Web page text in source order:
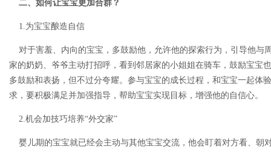
二、如何让宝宝更加合群？
1.为宝宝酿造自信
对于害羞、内向的宝宝，多鼓励他，允许他的探索行为，引导他与
家的奶奶、爷爷主动打招呼，看到邻居家的小姐姐在骑车，鼓励宝宝
多鼓励和表扬，但不过分夸耀。参与宝宝的成长过程，和宝宝一起体
求，要积极满足并加强指导，帮助宝宝实现目标，增强他的自信心。
2.机会加技巧培养“外交家”
婴儿期的宝宝就已经会主动与其他宝宝交流，他会盯着对方看、朝